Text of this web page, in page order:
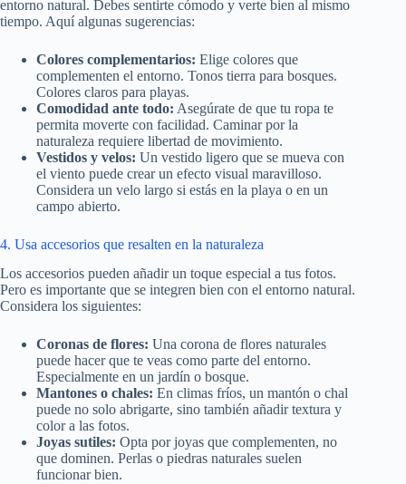
entorno natural. Debes sentirte cómodo y verte bien al mismo
tiempo. Aquí algunas sugerencias:
Colores complementarios: Elige colores que
complementen el entorno. Tonos tierra para bosques.
Colores claros para playas.
Comodidad ante todo: Asegúrate de que tu ropa te
permita moverte con facilidad. Caminar por la
naturaleza requiere libertad de movimiento.
Vestidos y velos: Un vestido ligero que se mueva con
el viento puede crear un efecto visual maravilloso.
Considera un velo largo si estás en la playa o en un
campo abierto.
4. Usa accesorios que resalten en la naturaleza
Los accesorios pueden añadir un toque especial a tus fotos.
Pero es importante que se integren bien con el entorno natural.
Considera los siguientes:
Coronas de flores: Una corona de flores naturales
puede hacer que te veas como parte del entorno.
Especialmente en un jardín o bosque.
Mantones o chales: En climas fríos, un mantón o chal
puede no solo abrigarte, sino también añadir textura y
color a las fotos.
Joyas sutiles: Opta por joyas que complementen, no
que dominen. Perlas o piedras naturales suelen
funcionar bien.